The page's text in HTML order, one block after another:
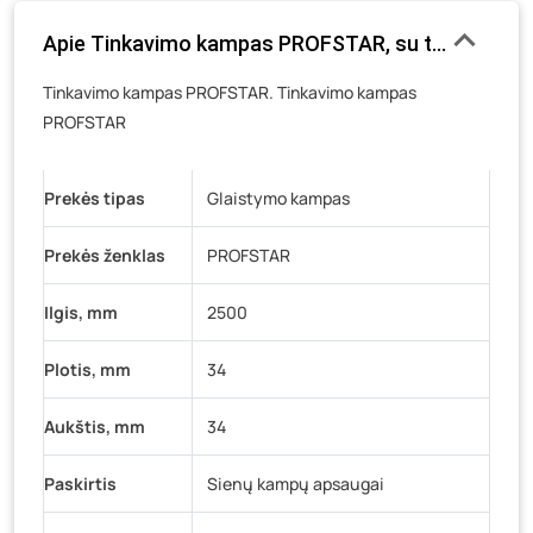
Luokės g. 82, Telšiai - 34 vienetai
Veteranų g. 11, Visaginas - 0 vienetų
Baravykų g. 1, Druskininkai
K. Donelaičio g. 17, Rokiškis- 0 vienetų
Šaltupės g. 64, Zarasai- 0 vienetų
Apie Tinkavimo kampas PROFSTAR, su tinkleliu
Tinkavimo kampas PROFSTAR. Tinkavimo kampas
PROFSTAR
Prekės tipas Glaistymo kampas
Prekės ženklas PROFSTAR
Ilgis, mm 2500
Plotis, mm 34
Aukštis, mm 34
Paskirtis Sienų kampų apsaugai